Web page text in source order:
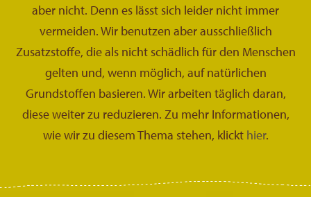
aber nicht. Denn es lässt sich leider nicht immer
vermeiden. Wir benutzen aber ausschließlich
Zusatzstoffe, die als nicht schädlich für den Menschen
gelten und, wenn möglich, auf natürlichen
Grundstoffen basieren. Wir arbeiten täglich daran,
diese weiter zu reduzieren. Zu mehr Informationen,
wie wir zu diesem Thema stehen, klickt hier.